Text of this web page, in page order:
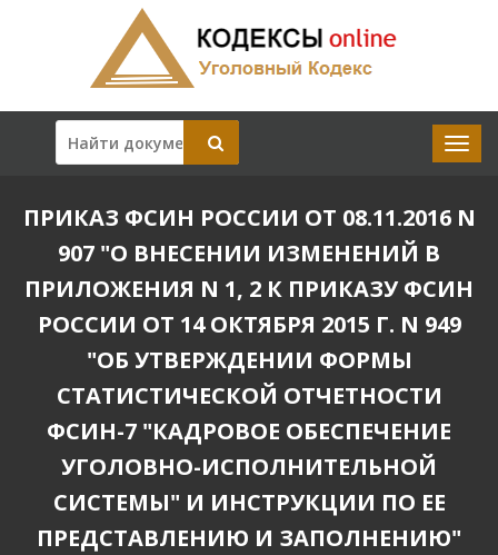
ПРИКАЗ ФСИН РОССИИ ОТ 08.11.2016 N
907 "О ВНЕСЕНИИ ИЗМЕНЕНИЙ В
ПРИЛОЖЕНИЯ N 1, 2 К ПРИКАЗУ ФСИН
РОССИИ ОТ 14 ОКТЯБРЯ 2015 Г. N 949
"ОБ УТВЕРЖДЕНИИ ФОРМЫ
СТАТИСТИЧЕСКОЙ ОТЧЕТНОСТИ
ФСИН-7 "КАДРОВОЕ ОБЕСПЕЧЕНИЕ
УГОЛОВНО-ИСПОЛНИТЕЛЬНОЙ
СИСТЕМЫ" И ИНСТРУКЦИИ ПО ЕЕ
ПРЕДСТАВЛЕНИЮ И ЗАПОЛНЕНИЮ"